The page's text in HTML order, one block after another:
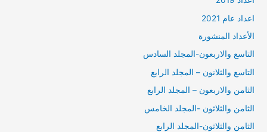
اعداد عام 2021
الأعداد المنشورة
التاسع والاربعون-المجلد السادس
التاسع والثلانون – المجلد الرابع
الثامن والاربعون – المجلد الرابع
الثامن والثلاثون -المجلد الخامس
الثامن والثلاثون-المجلد الرابع